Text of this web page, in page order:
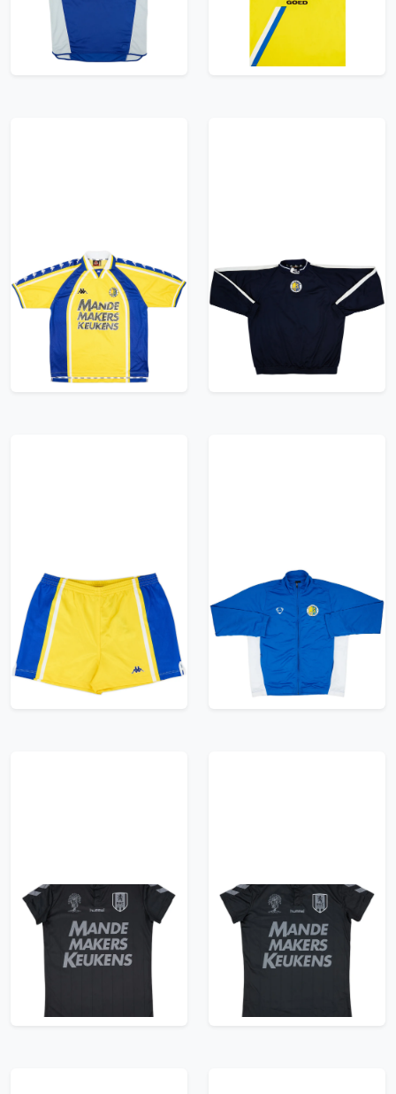
71.99£ · ca. €85
Trikot kaufen
59.99£ · ca. €71
Trikot kaufen
1997-98 RKC Waalwijk
Home Shirt - 5/10 -
(XL)
59.99£ · ca. €71
Trikot kaufen
2002-03 RKC Waalwijk
Trepo Sweat Top -
47.99£ · ca. €57
1997-99 RKC Waalwijk
Home Shorts - 9/10 -
(XL)
41.99£ · ca. €50
Trikot kaufen
2006-07 RKC Waalwijk
Nike Track Jacket -
6/10 - (L)
35.99£ · ca. €42
Trikot kaufen
2016-17 RKC Waalwijk
Away Shirt - 9/10 -
(Women's L)
35.99£ · ca. €42
2016-17 RKC Waalwijk
Away Shirt - 8/10 -
(Women's L)
35.99£ · ca. €42